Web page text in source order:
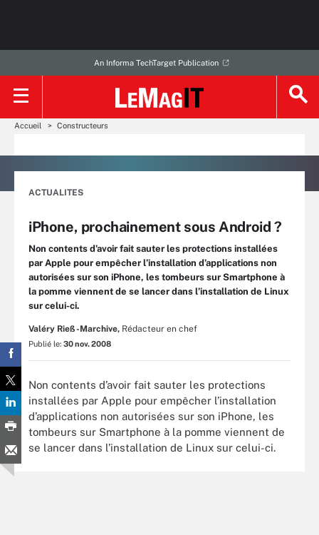
An Informa TechTarget Publication
Accueil Constructeurs
ACTUALITES
iPhone, prochainement sous Android ?
Non contents d’avoir fait sauter les protections installées
par Apple pour empêcher l’installation d’applications non
autorisées sur son iPhone, les tombeurs sur Smartphone à
la pomme viennent de se lancer dans l’installation de Linux
sur celui-ci.
Valéry Rieß-Marchive, Rédacteur en chef
Publié le: 30 nov. 2008
Non contents d’avoir fait sauter les protections
installées par Apple pour empêcher l’installation
d’applications non autorisées sur son iPhone, les
tombeurs sur Smartphone à la pomme viennent de
se lancer dans l’installation de Linux sur celui-ci.